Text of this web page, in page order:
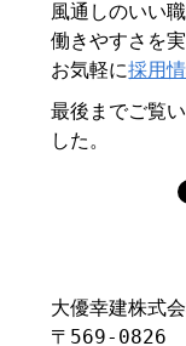
風通しのいい
働きやすさを
お気軽に採用
最後までご覧
した。
大優幸建株式
〒569-0826